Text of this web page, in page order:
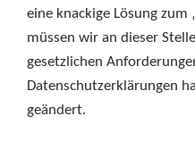
eine knackige Lösung zum
müssen wir an dieser
gesetzlichen
Datenschutzerklärungen
geändert.